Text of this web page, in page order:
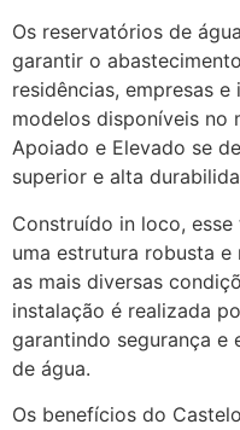
Os reservatórios de
garantir o
residências, empresas
modelos disponíveis no
Apoiado e Elevado se
superior e alta
Construído in loco,
uma estrutura robusta
as mais diversas
instalação é realizada
garantindo segurança e
de água.
Os benefícios do